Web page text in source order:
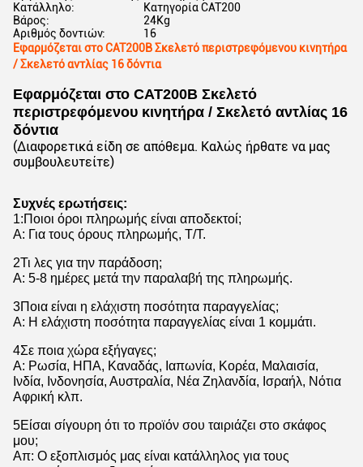
Κατάλληλο:
Κατηγορία CAT200
Βάρος:
24Kg
Αριθμός δοντιών:
16
Εφαρμόζεται στο CAT200B Σκελετό περιστρεφόμενου κινητήρα
/ Σκελετό αντλίας 16 δόντια
Εφαρμόζεται στο CAT200B Σκελετό
περιστρεφόμενου κινητήρα / Σκελετό αντλίας 16
δόντια
(Διαφορετικά είδη σε απόθεμα. Καλώς ήρθατε να μας
συμβουλευτείτε)
Συχνές ερωτήσεις:
1:Ποιοι όροι πληρωμής είναι αποδεκτοί;
Α: Για τους όρους πληρωμής, T/T.
2Τι λες για την παράδοση;
Α: 5-8 ημέρες μετά την παραλαβή της πληρωμής.
3Ποια είναι η ελάχιστη ποσότητα παραγγελίας;
Α: Η ελάχιστη ποσότητα παραγγελίας είναι 1 κομμάτι.
4Σε ποια χώρα εξήγαγες;
Α: Ρωσία, ΗΠΑ, Καναδάς, Ιαπωνία, Κορέα, Μαλαισία,
Ινδία, Ινδονησία, Αυστραλία, Νέα Ζηλανδία, Ισραήλ, Νότια
Αφρική κλπ.
5Είσαι σίγουρη ότι το προϊόν σου ταιριάζει στο σκάφος
μου;
Απ: Ο εξοπλισμός μας είναι κατάλληλος για τους